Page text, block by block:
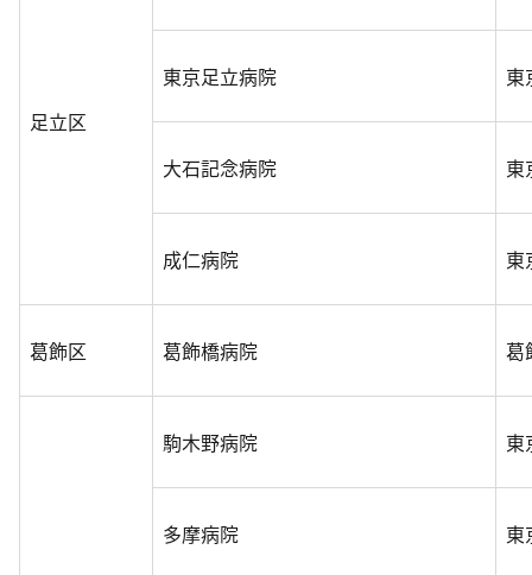
足立区
東京足立病院 東
大石記念病院 東
成仁病院 東
葛飾区 葛飾橋病院 葛
駒木野病院 東
多摩病院 東